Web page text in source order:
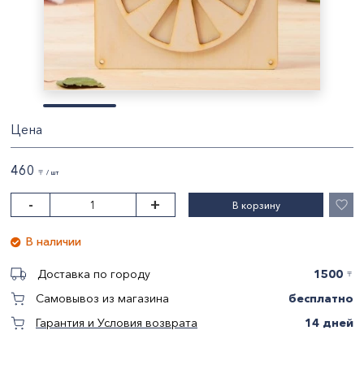
Цена
460 〒 / шт
- + В корзину
В наличии
Доставка по городу 1500 〒
Самовывоз из магазина
бесплатно
Гарантия и Условия возврата
14 дней